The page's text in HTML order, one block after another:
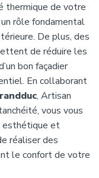
thermique de votre
rôle fondamental
De plus, des
de réduire les
bon façadier
En collaborant
, Artisan
vous vous
esthétique et
réaliser des
le confort de votre